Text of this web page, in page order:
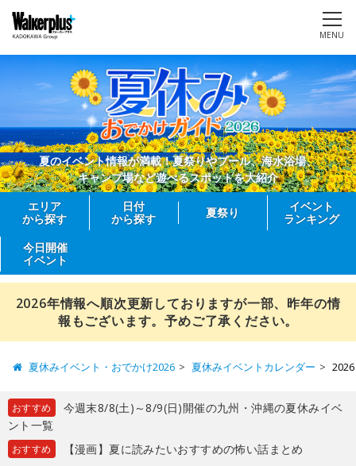
MENU
夏のイベント情報が満載！夏祭りやプール、海水浴場、
キャンプ場など遊べるスポットを大紹介
エリア
から探す
日付
から探す
夏祭り
イベント
ランキング
今日開催
イベント
2026年情報へ順次更新しておりますが一部、昨年の情
報もございます。予めご了承ください。
夏休みイベント・おでかけ2026 夏休みイベントカレンダー
おすすめ
今週末8/8(土)～8/9(日)開催の九州・沖縄の夏休みイベ
ント一覧
おすすめ 【漫画】夏に読みたいおすすめの怖い話まとめ